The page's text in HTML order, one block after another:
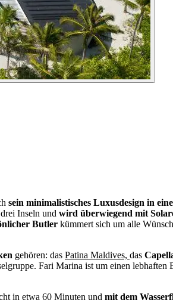
sein minimalistisches Luxusdesign in
Inseln und wird überwiegend mit
Butler kümmert sich um alle
gehören: das Patina Maldives, das
Fari Marina ist um einen
in etwa 60 Minuten und mit dem